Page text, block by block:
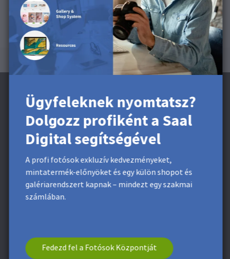
Ügyfeleknek nyomtatsz?
Dolgozz profiként a Saal
Digital segítségével
A profi fotósok exkluzív kedvezményeket,
mintatermék-előnyöket és egy külön shopot és
galériarendszert kapnak – mindezt egy szakmai
számlában.
Fedezd fel a Fotósok Központját
Iratkozzon fel a hírlevélre és kapjon egy
1.850 Ft kedvezményt**
Kapjon exkluzív kedvezményeket és tervezési tippeket. A
feliratkozással Ön elfogadjaadatvédelmi
szabályzatunkat. Bármikor leiratkozhat.
* Ez a mező kötelező.
lehetséges.